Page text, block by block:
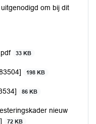
om bij dit
33 KB
198 KB
86 KB
nieuw
72 KB